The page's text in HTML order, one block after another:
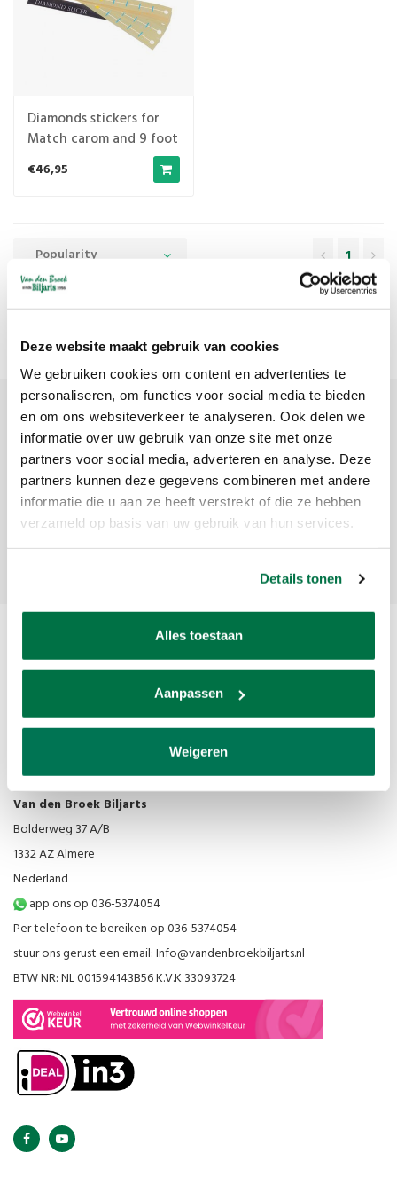
Deze website maakt gebruik van cookies
We gebruiken cookies om content en advertenties te
personaliseren, om functies voor social media te bieden
en om ons websiteverkeer te analyseren. Ook delen we
informatie over uw gebruik van onze site met onze
partners voor social media, adverteren en analyse. Deze
partners kunnen deze gegevens combineren met andere
informatie die u aan ze heeft verstrekt of die ze hebben
verzameld op basis van uw gebruik van hun services.
Details tonen
Alles toestaan
Aanpassen
Weigeren
Diamonds stickers for
Match carom and 9 foot
pool table
€46,95
Popularity 1
Sign up for our newsletter
Get the latest updates, news and product offers via email
Van den Broek Biljarts staat voor kwaliteit, vakmanschap en service.
Van den Broek Biljarts
Bolderweg 37 A/B
1332 AZ Almere
Nederland
app ons op 036-5374054
Per telefoon te bereiken op 036-5374054
stuur ons gerust een email:Info@vandenbroekbiljarts.nl
BTW NR: NL 001594143B56 K.V.K 33093724